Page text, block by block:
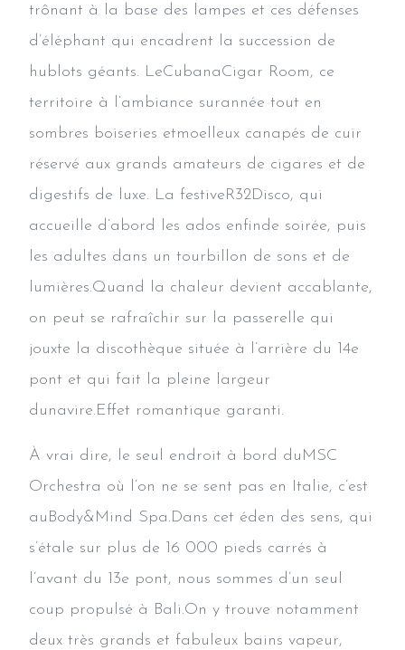
trônant à la base des lampes et ces défenses
d’éléphant qui encadrent la succession de
hublots géants. LeCubanaCigar Room, ce
territoire à l’ambiance surannée tout en
sombres boiseries etmoelleux canapés de cuir
réservé aux grands amateurs de cigares et de
digestifs de luxe. La festiveR32Disco, qui
accueille d’abord les ados enfinde soirée, puis
les adultes dans un tourbillon de sons et de
lumières.Quand la chaleur devient accablante,
on peut se rafraîchir sur la passerelle qui
jouxte la discothèque située à l’arrière du 14e
pont et qui fait la pleine largeur
dunavire.Effet romantique garanti.
À vrai dire, le seul endroit à bord duMSC
Orchestra où l’on ne se sent pas en Italie, c’est
auBody&Mind Spa.Dans cet éden des sens, qui
s’étale sur plus de 16 000 pieds carrés à
l’avant du 13e pont, nous sommes d’un seul
coup propulsé à Bali.On y trouve notamment
deux très grands et fabuleux bains vapeur,